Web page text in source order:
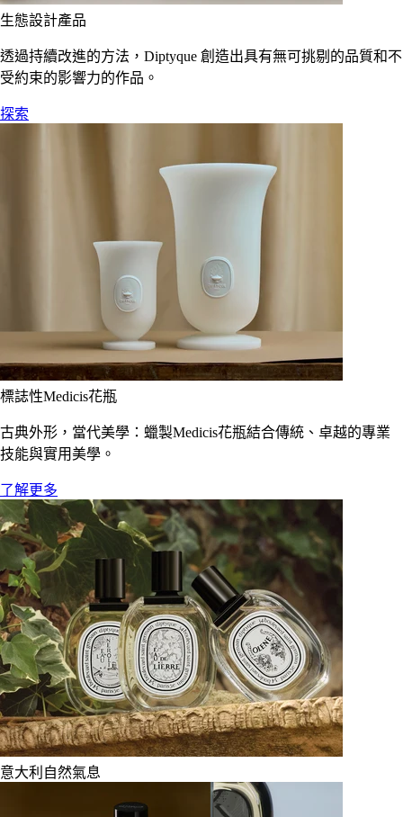
生態設計產品
透過持續改進的方法，Diptyque 創造出具有無可挑剔的品質和不
受約束的影響力的作品。
探索
標誌性Medicis花瓶
古典外形，當代美學：蠟製Medicis花瓶結合傳統、卓越的專業
技能與實用美學。
了解更多
意大利自然氣息